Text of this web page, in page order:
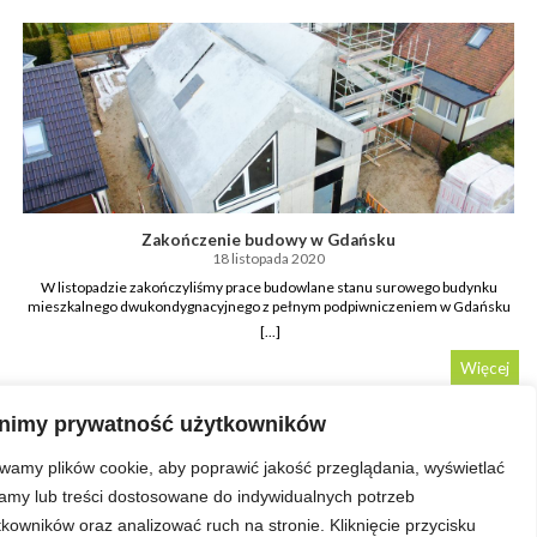
prywatność użytkowników
plików cookie, aby poprawić jakość przeglądania, wyświetlać
lub treści dostosowane do indywidualnych potrzeb
oraz analizować ruch na stronie. Kliknięcie przycisku
Zakończenie budowy w Gdańsku
18 listopada 2020
W listopadzie zakończyliśmy prace budowlane stanu surowego budynku
mieszkalnego dwukondygnacyjnego z pełnym podpiwniczeniem w Gdańsku
przy ul. Górniczej. Mimo małej powierzchni działki i bliskiego sąsiedztwa
budynków mieszkalnych wykonaliśmy skomplikowane prace ziemne w
zabezpieczonym wykopie. Bardzo dużym wyzwaniem było wykonanie
żelbetowego dachu dwuspadowego o kącie nachylenia połaci bliskim 45 stopni.
budynku mieszkalnym został wykorzystany po raz pierwszy w historii firmy
[...]
Więcej